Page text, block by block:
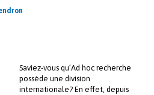
Saviez-vous qu’Ad hoc recherche
possède une division
internationale? En effet, depuis